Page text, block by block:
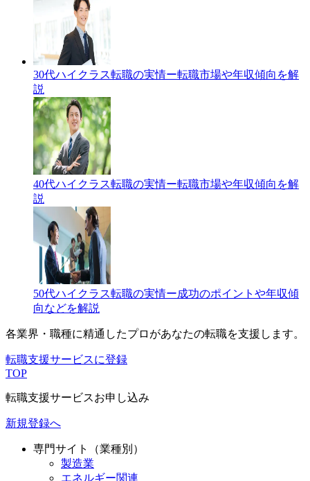
30代ハイクラス転職の実情ー転職市場や年収傾向を解
説
40代ハイクラス転職の実情ー転職市場や年収傾向を解
説
50代ハイクラス転職の実情ー成功のポイントや年収傾
向などを解説
各業界・職種に精通したプロがあなたの転職を支援します。
転職支援サービスに登録
TOP
転職支援サービスお申し込み
新規登録へ
専門サイト（業種別）
製造業
エネルギー関連